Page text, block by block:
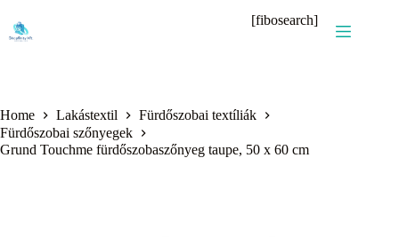
content
[fibosearch]
Home Lakástextil
Fürdőszobai textíliák
Fürdőszobai szőnyegek
Grund Touchme fürdőszobaszőnyeg taupe, 50 x 60 cm